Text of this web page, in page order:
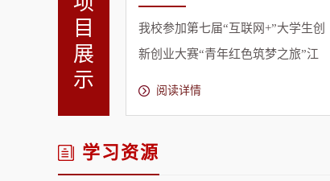
目
展
示
中小桥梁——我
学生进入常州
我校参加第七届“互联网+”大学生创
新创业大赛“青年红色筑梦之旅”江
阅读详情
学习资源